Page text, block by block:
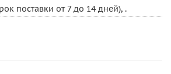
поставки от 7 до 14 дней), .